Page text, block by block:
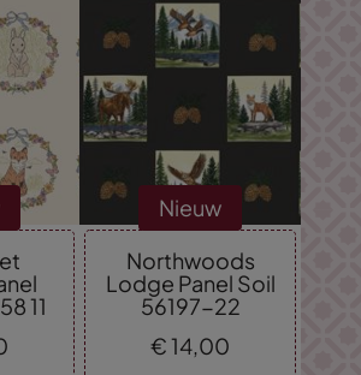
11
Nieuw
Northwoods
Lodge Panel Soil
56197-22
€14, 00